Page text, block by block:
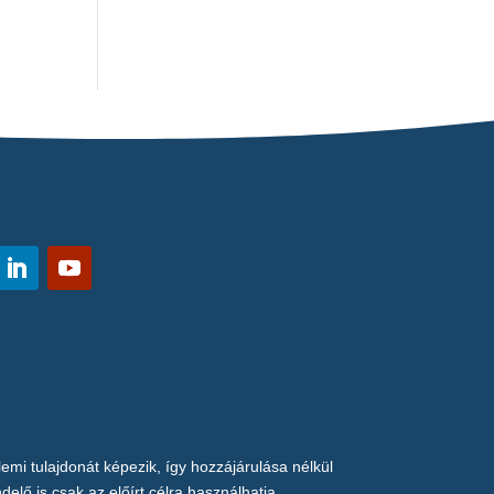
tulajdonát képezik, így hozzájárulása nélkül